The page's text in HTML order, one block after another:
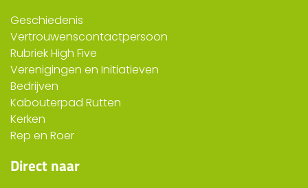
Geschiedenis
Vertrouwenscontactpersoon
Rubriek High Five
Verenigingen en Initiatieven
Bedrijven
Kabouterpad Rutten
Kerken
Rep en Roer
Direct naar